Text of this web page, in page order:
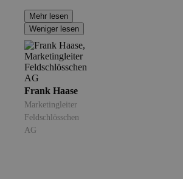
Mehr lesen
Weniger lesen
Frank Haase
Marketingleiter
Feldschlösschen
AG